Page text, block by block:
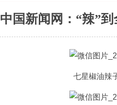
中国新闻网：“辣”
七星椒油